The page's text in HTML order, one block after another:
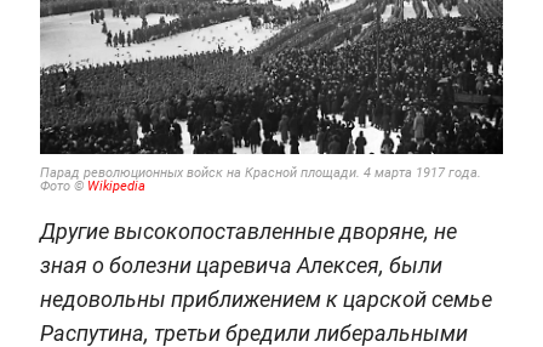
Парад революционных войск на Красной площади. 4 марта 1917 года.
Фото © Wikipedia
Другие высокопоставленные дворяне, не
зная о болезни царевича Алексея, были
недовольны приближением к царской семье
Распутина, третьи бредили либеральными